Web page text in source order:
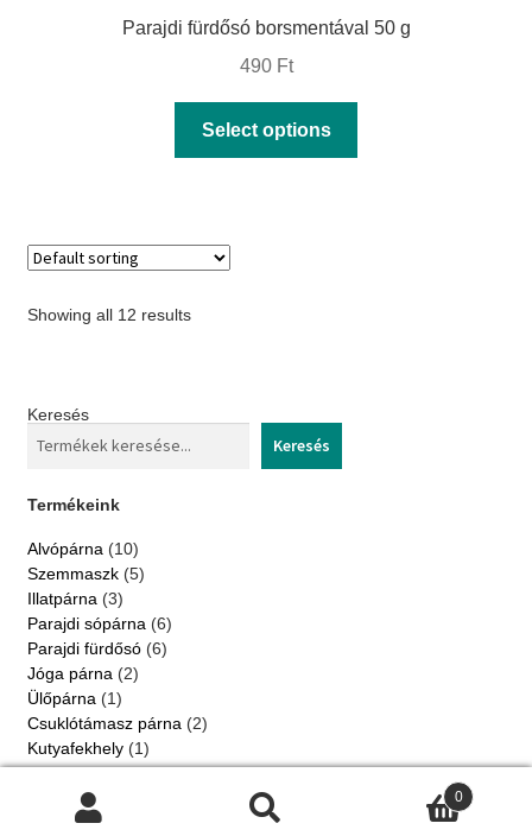
Parajdi fürdősó borsmentával 50 g
490 Ft
Select options
Showing all 12 results
Keresés
Keresés
Termékeink
Alvópárna 1010
products
Szemmaszk 55
products
Illatpárna 33
products
Parajdi sópárna 66
products
Parajdi fürdősó 66
products
Jóga párna 22
products
Ülőpárna 11
product
Csuklótámasz párna 22
products
Kutyafekhely 11
product
2022 © Jázmin kert. Minden jog fenntartva |
Adatkezelési
tájékoztató
Fizetési, szállítási feltételek ÁSZF
0